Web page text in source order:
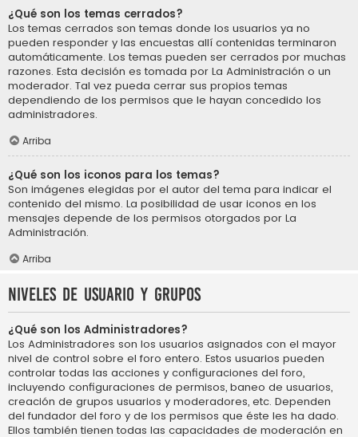
¿Qué son los temas cerrados?
Los temas cerrados son temas donde los usuarios ya no
pueden responder y las encuestas allí contenidas terminaron
automáticamente. Los temas pueden ser cerrados por muchas
razones. Esta decisión es tomada por La Administración o un
moderador. Tal vez pueda cerrar sus propios temas
dependiendo de los permisos que le hayan concedido los
administradores.
Arriba
¿Qué son los iconos para los temas?
Son imágenes elegidas por el autor del tema para indicar el
contenido del mismo. La posibilidad de usar iconos en los
mensajes depende de los permisos otorgados por La
Administración.
Arriba
Niveles de usuario y grupos
¿Qué son los Administradores?
Los Administradores son los usuarios asignados con el mayor
nivel de control sobre el foro entero. Estos usuarios pueden
controlar todas las acciones y configuraciones del foro,
incluyendo configuraciones de permisos, baneo de usuarios,
creación de grupos usuarios y moderadores, etc. Dependen
del fundador del foro y de los permisos que éste les ha dado.
Ellos también tienen todas las capacidades de moderación en